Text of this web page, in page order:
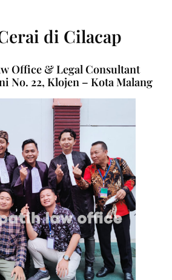
di Cilacap
Office & Legal Consultant
No. 22, Klojen – Kota Malang